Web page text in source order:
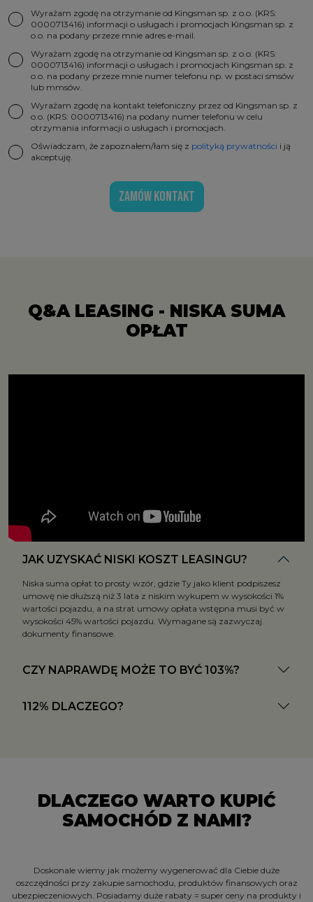
Wyrażam zgodę na otrzymanie od Kingsman sp. z o.o. (KRS:
0000713416) informacji o usługach i promocjach Kingsman sp. z
o.o. na podany przeze mnie adres e-mail.
Wyrażam zgodę na otrzymanie od Kingsman sp. z o.o. (KRS:
0000713416) informacji o usługach i promocjach Kingsman sp. z
o.o. na podany przeze mnie numer telefonu np. w postaci smsów
lub mmsów.
Wyrażam zgodę na kontakt telefoniczny przez od Kingsman sp. z
o.o. (KRS: 0000713416) na podany numer telefonu w celu
otrzymania informacji o usługach i promocjach.
Oświadczam, że zapoznałem/łam się z polityką prywatności i ją
akceptuję.
ZAMÓW KONTAKT
Q&A LEASING - NISKA SUMA
OPŁAT
JAK UZYSKAĆ NISKI KOSZT LEASINGU?
Niska suma opłat to prosty wzór, gdzie Ty jako klient podpiszesz
umowę nie dłuższą niż 3 lata z niskim wykupem w wysokości 1%
wartości pojazdu, a na strat umowy opłata wstępna musi być w
wysokości 45% wartości pojazdu. Wymagane są zazwyczaj
dokumenty finansowe.
CZY NAPRAWDĘ MOŻE TO BYĆ 103%?
112% DLACZEGO?
DLACZEGO WARTO KUPIĆ
SAMOCHÓD Z NAMI?
Doskonale wiemy jak możemy wygenerować dla Ciebie duże
oszczędności przy zakupie samochodu, produktów finansowych oraz
ubezpieczeniowych. Posiadamy duże rabaty = super ceny na produkty i